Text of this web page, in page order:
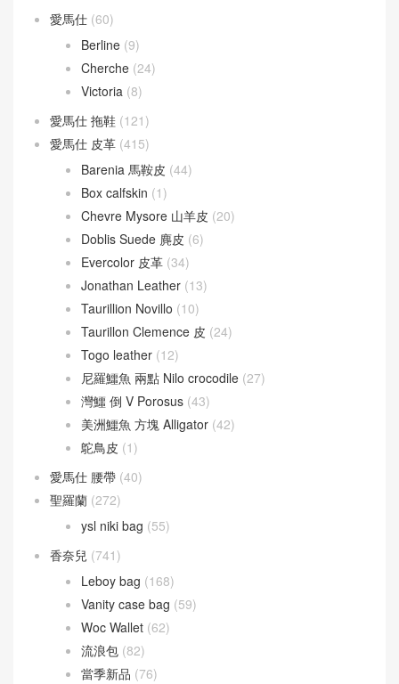
愛馬仕 (60)
Berline (9)
Cherche (24)
Victoria (8)
愛馬仕 拖鞋 (121)
愛馬仕 皮革 (415)
Barenia 馬鞍皮 (44)
Box calfskin (1)
Chevre Mysore 山羊皮 (20)
Doblis Suede 麂皮 (6)
Evercolor 皮革 (34)
Jonathan Leather (13)
Taurillion Novillo (10)
Taurillon Clemence 皮 (24)
Togo leather (12)
尼羅鱷魚 兩點 Nilo crocodile (27)
灣鱷 倒 V Porosus (43)
美洲鱷魚 方塊 Alligator (42)
鴕鳥皮 (1)
愛馬仕 腰帶 (40)
聖羅蘭 (272)
ysl niki bag (55)
香奈兒 (741)
Leboy bag (168)
Vanity case bag (59)
Woc Wallet (62)
流浪包 (82)
當季新品 (76)